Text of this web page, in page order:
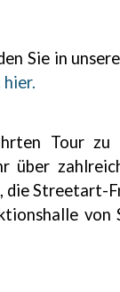
Sie in
Tour zu
über
die Streetart-
von